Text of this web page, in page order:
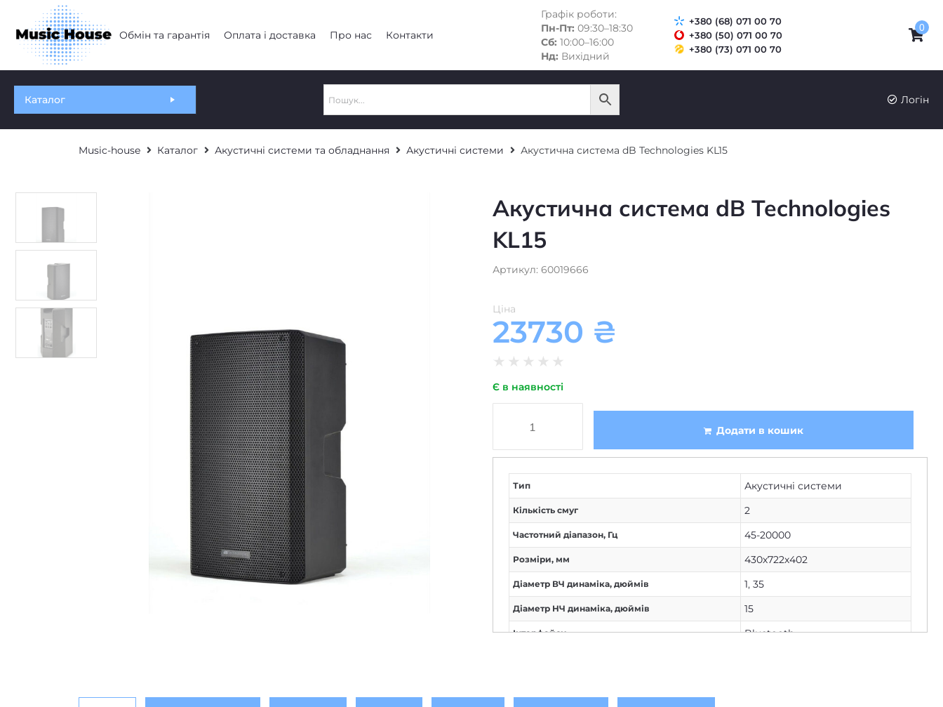
Обмін та гарантія Оплата і доставка Про нас Контакти
Графік роботи:
Пн-Пт: 09:30–18:30
Сб: 10:00–16:00
Нд: Вихідний
+380 (68) 071 00 70
+380 (50) 071 00 70
+380 (73) 071 00 70
0
Каталог Логін
Music-house Каталог Акустичні системи та обладнання Акустичні системи Акустична система dB Technologies KL15
Акустична система dB Technologies
KL15
Артикул: 60019666
Ціна
23730 ₴
★ ★ ★ ★ ★
Є в наявності
Додати в кошик
Тип Акустичні системи
Кількість смуг 2
Частотний діапазон, Гц 45-20000
Розміри, мм 430х722х402
Діаметр ВЧ динаміка, дюймів 1, 35
Діаметр НЧ динаміка, дюймів 15
Інтерфейси Bluetooth